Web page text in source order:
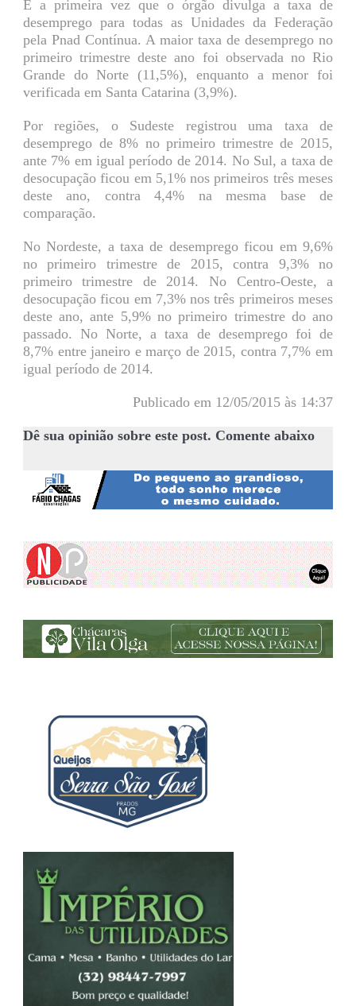
É a primeira vez que o órgão divulga a taxa de
desemprego para todas as Unidades da Federação
pela Pnad Contínua. A maior taxa de desemprego no
primeiro trimestre deste ano foi observada no Rio
Grande do Norte (11,5%), enquanto a menor foi
verificada em Santa Catarina (3,9%).
Por regiões, o Sudeste registrou uma taxa de
desemprego de 8% no primeiro trimestre de 2015,
ante 7% em igual período de 2014. No Sul, a taxa de
desocupação ficou em 5,1% nos primeiros três meses
deste ano, contra 4,4% na mesma base de
comparação.
No Nordeste, a taxa de desemprego ficou em 9,6%
no primeiro trimestre de 2015, contra 9,3% no
primeiro trimestre de 2014. No Centro-Oeste, a
desocupação ficou em 7,3% nos três primeiros meses
deste ano, ante 5,9% no primeiro trimestre do ano
passado. No Norte, a taxa de desemprego foi de
8,7% entre janeiro e março de 2015, contra 7,7% em
igual período de 2014.
Publicado em 12/05/2015 às 14:37
Dê sua opinião sobre este post. Comente abaixo